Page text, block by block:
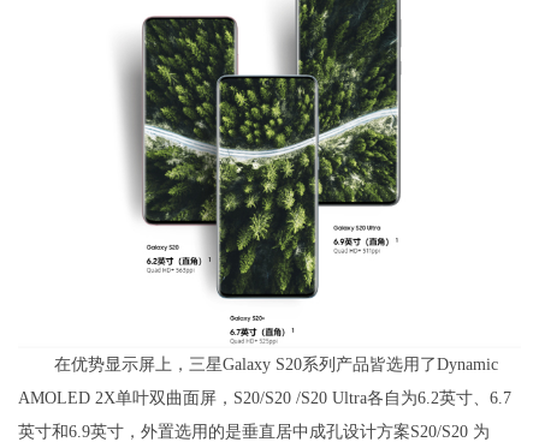
在优势显示屏上，三星Galaxy S20系列产品皆选用了Dynamic
AMOLED 2X单叶双曲面屏，S20/S20 /S20 Ultra各自为6.2英寸、6.7
英寸和6.9英寸，外置选用的是垂直居中成孔设计方案S20/S20 为